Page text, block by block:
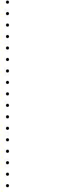
امیررضا
امیرسعید
امیرعلی
امین